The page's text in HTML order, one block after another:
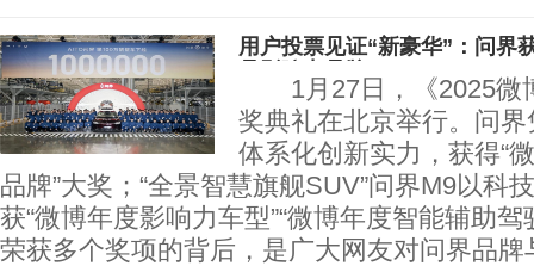
用户投票见证“新豪华”：问界
1月27日，《2025微
奖典礼在北京举行。问界
体系化创新实力，获得“
品牌”大奖；“全景智慧旗舰SUV”问界M9以科
获“微博年度影响力车型”“微博年度智能辅助
荣获多个奖项的背后，是广大网友对问界品牌